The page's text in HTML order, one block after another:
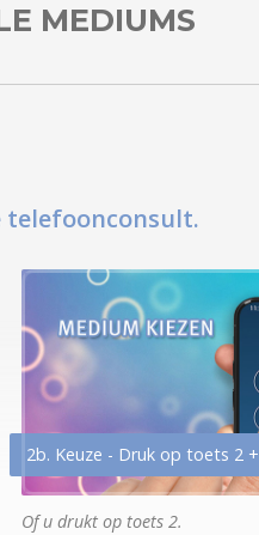
MEDIUMS
telefoonconsult.
2b. Keuze - Druk op toets 2 +
Of u drukt op toets 2.